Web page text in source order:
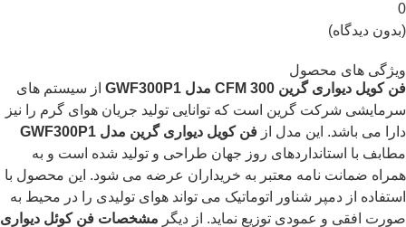
0
(بدون دیدگاه)
ویژگی های محصول
فن کویل دیواری گرین 300 CFM مدل GWF300P1
از سیستم های
سرمایشی شرکت گرین است که توانایی تولید جریان هوای گرم را نیز
دارا می باشد. این مدل از فن کویل دیواری گرین مدل GWF300P1
مطابف با استانداردهای روز جهان طراحی و تولید شده است و به
همراه ضمانت نامه معتبر به خریداران عرضه می شود. این محصول با
استفاده از دمپر شناور اتوماتیک می تواند هوای تولیدی را در محیط به
صورت افقی و عمودی توزیع نماید. از دیگر مشخصات فن کوئل دیواری